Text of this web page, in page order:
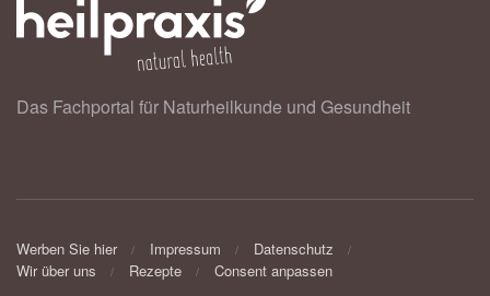
Das Fachportal für Naturheilkunde und Gesundheit
Werben Sie hier Impressum
Datenschutz
Wir über uns
Rezepte Consent anpassen